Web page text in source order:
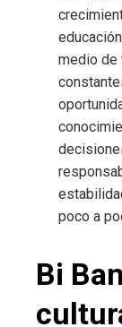
medio de
poco a
Bi